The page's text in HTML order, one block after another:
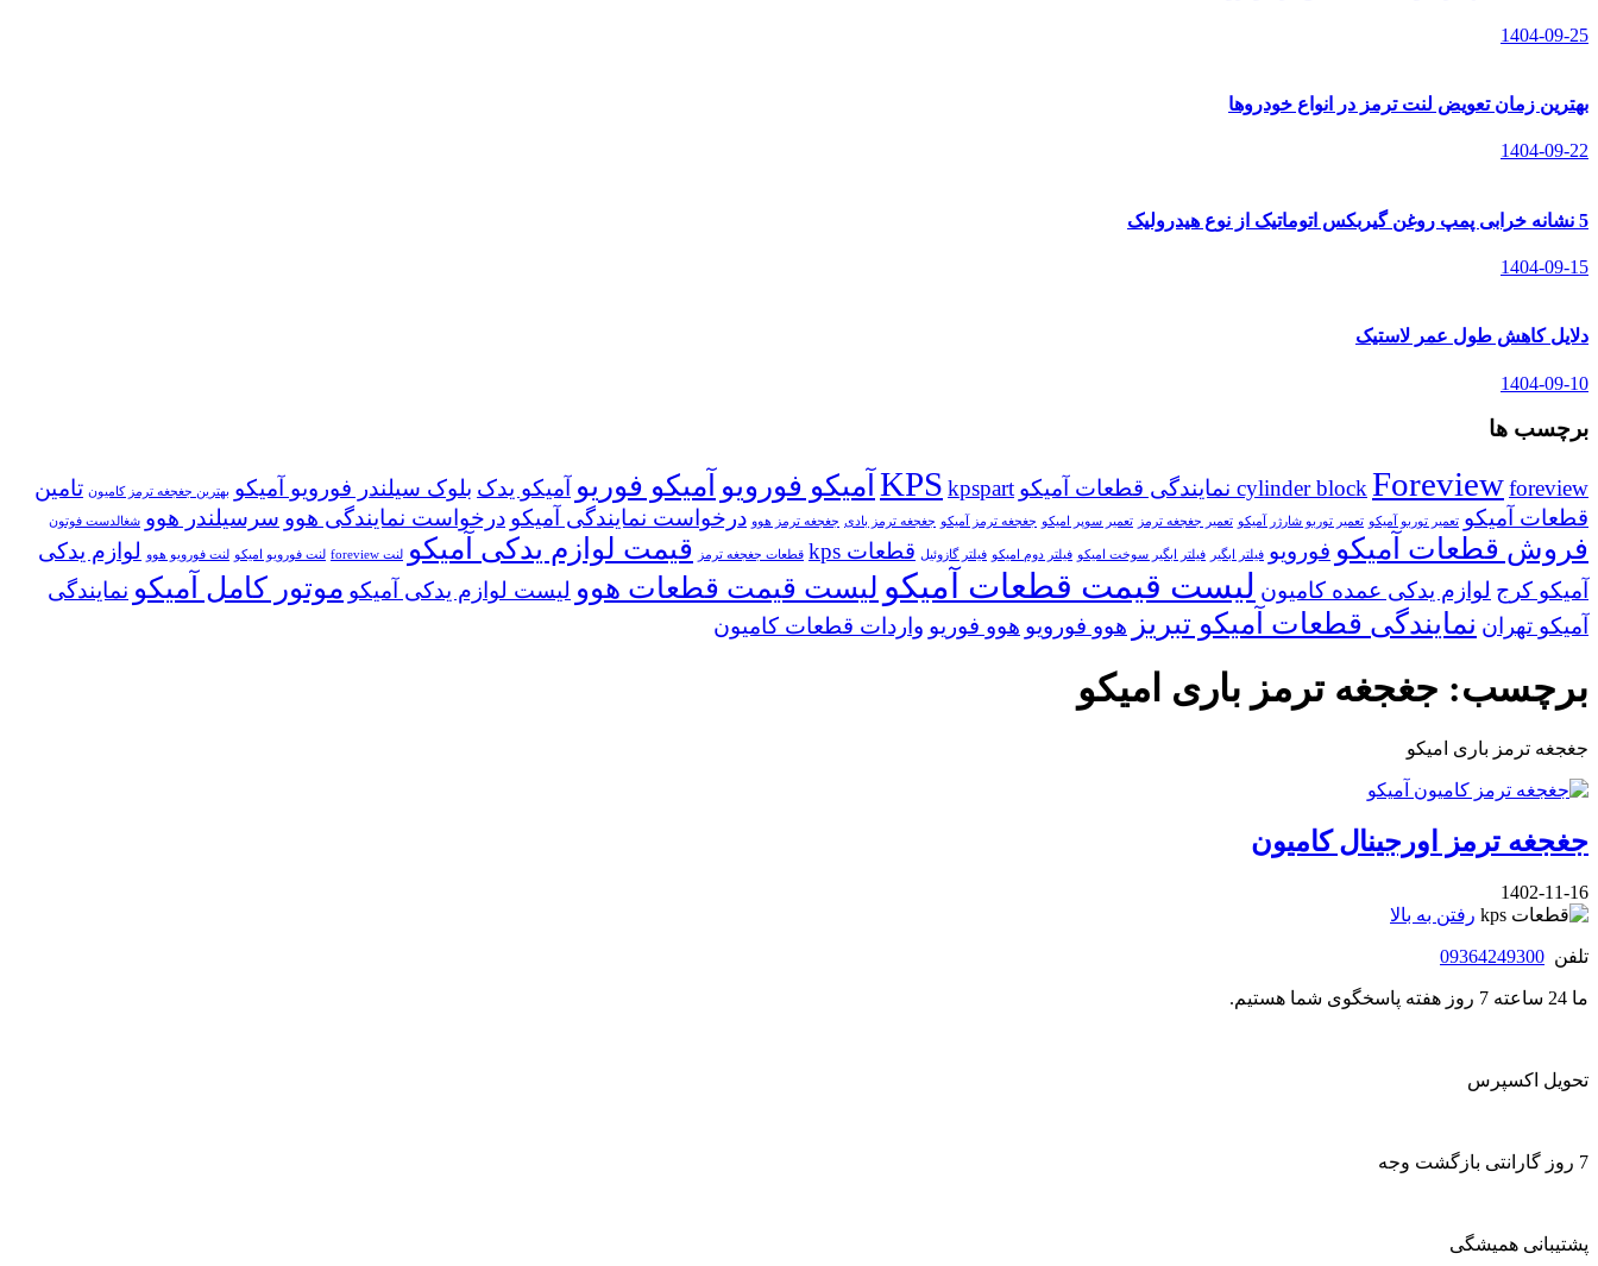
1404-09-25
بهترین زمان تعویض لنت ترمز در انواع خودروها
1404-09-22
5 نشانه خرابی پمپ روغن گیربکس اتوماتیک از نوع هیدرولیک
1404-09-15
دلایل کاهش طول عمر لاستیک
1404-09-10
برچسب ها
cylinder block Foreviewforeview نمایندگی قطعات آمیکو KPS kpspart آمیکو فورویو آمیکو فوریو آمیکو یدک بلوک سیلندر فورویو آمیکو بهترین جغجغه ترمز کامیون تامین
قطعات آمیکو تعمیر توربو آمیکو تعمیر توربو شارژر آمیکو تعمیر جغجغه ترمز تعمیر سوپر امیکو جغجغه ترمز آمیکو جغجغه ترمز بادی جغجغه ترمز هوو درخواست نمایندگی آمیکو درخواست نمایندگی هوو سرسیلندر هوو شغالدست فوتون
فروش قطعات آمیکو فورویو فیلتر ابگیر فیلتر ابگیر سوخت امیکو فیلتر دوم امیکو فیلتر گازوئیل قطعات kps قطعات جغجغه ترمز قیمت لوازم یدکی آمیکو لنت foreview لنت فورویو امیکو لنت فورویو هوو
لوازم یدکی
آمیکو کرج لوازم یدکی عمده کامیون لیست قیمت قطعات آمیکو لیست قیمت قطعات هوو لیست لوازم یدکی آمیکو موتور کامل آمیکو نمایندگی
آمیکو تهران نمایندگی قطعات آمیکو تبریز هوو فورویو هوو فوریو واردات قطعات کامیون
برچسب: جغجغه ترمز باری امیکو
جغجغه ترمز باری امیکو
جغجغه ترمز اورجینال کامیون
1402-11-16
رفتن به بالا
تلفن 09364249300
ما 24 ساعته 7 روز هفته پاسخگوی شما هستیم.
تحویل اکسپرس
7 روز گارانتی بازگشت وجه
پشتیبانی همیشگی